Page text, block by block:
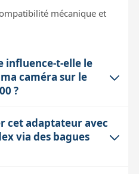
mécanique et
influence-t-elle le
caméra sur le
?
standard M42x0.75
utile de la caméra entre 9,5
pouvez positionner
cet adaptateur avec
via des bagues